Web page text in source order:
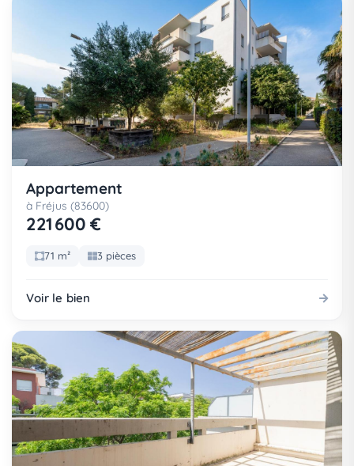
Appartement
à Fréjus (83600)
221 600 €
71 m² 3 pièces
Voir le bien